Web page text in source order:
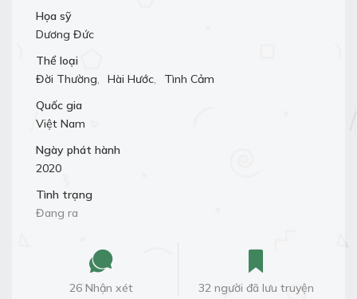
Họa sỹ
Dương Đức
Thể loại
Đời Thường, Hài Hước,
Tình Cảm
Quốc gia
Việt Nam
Ngày phát hành
2020
Tình trạng
Đang ra
26 Nhận xét 32 người đã lưu truyện